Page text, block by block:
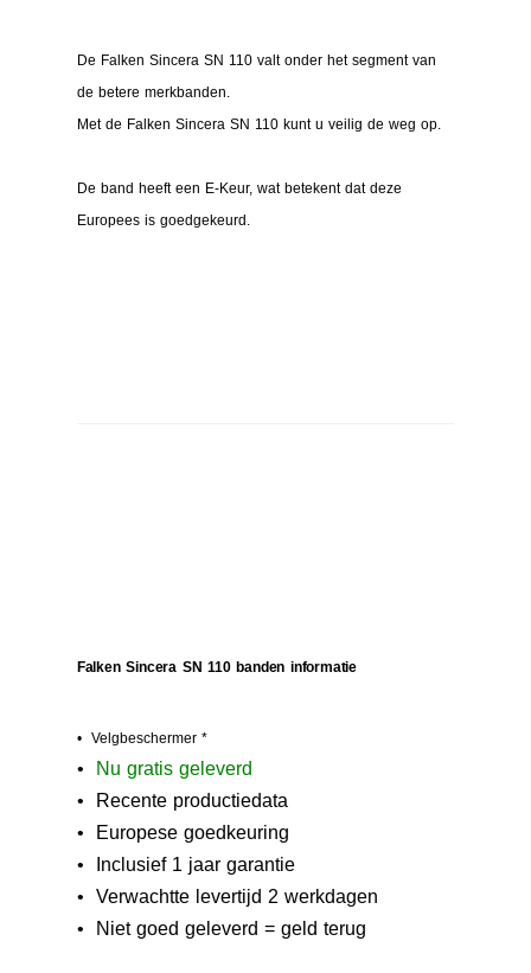
De Falken Sincera SN 110 valt onder het segment van
de betere merkbanden.
Met de Falken Sincera SN 110 kunt u veilig de weg op.
De band heeft een E-Keur, wat betekent dat deze
Europees is goedgekeurd.
Falken Sincera SN 110 banden informatie
• Velgbeschermer *
• N u gratis geleverd
• Recente productiedata
• Europese goedkeuring
• Inclusief 1 jaar garantie
• Verwachtte levertijd 2 werkdagen
• Niet goed geleverd = geld terug